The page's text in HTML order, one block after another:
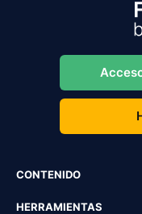
CONTENIDO
HERRAMIENTAS